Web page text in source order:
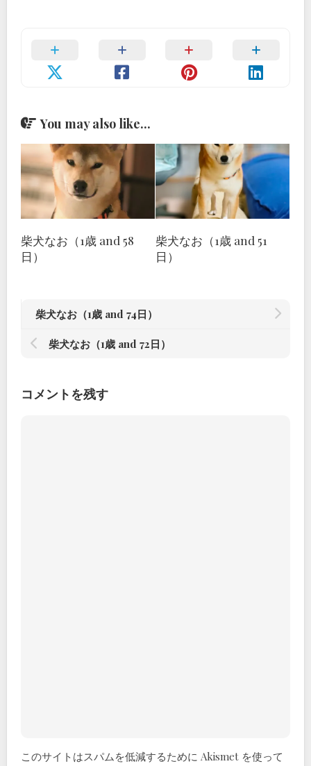
You may also like...
柴犬なお（1歳 and 58
日）
柴犬なお（1歳 and 51
日）
柴犬なお（1歳 and 74日）
柴犬なお（1歳 and 72日）
コメントを残す
このサイトはスパムを低減するために Akismet を使って